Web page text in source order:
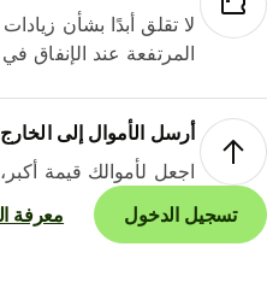
لا تقلق أبدًا بشأن
المرتفعة عند الإنفاق في
أرسل الأموال إلى
اجعل لأموالك قيمة أكبر،
تسجيل الدخول
معرفة